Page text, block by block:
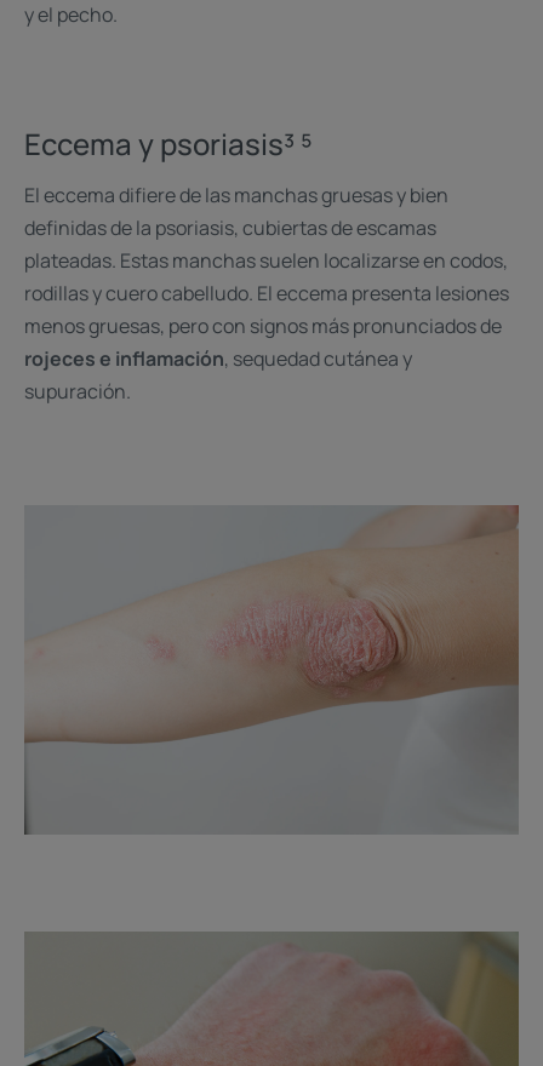
y el pecho.
Eccema y psoriasis³ ⁵
El eccema difiere de las manchas gruesas y bien
definidas de la psoriasis, cubiertas de escamas
plateadas. Estas manchas suelen localizarse en codos,
rodillas y cuero cabelludo. El eccema presenta lesiones
menos gruesas, pero con signos más pronunciados de
rojeces e inflamación, sequedad cutánea y
supuración.